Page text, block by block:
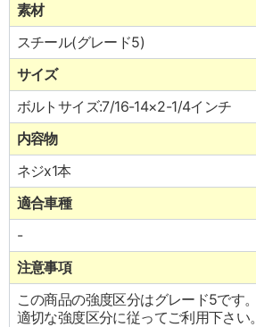
素材
スチール(グレード5)
サイズ
ボルトサイズ:7/16-14×2-1/4インチ
内容物
ネジx1本
適合車種
-
注意事項
この商品の強度区分はグレード5です。
適切な強度区分に従ってご利用下さい。